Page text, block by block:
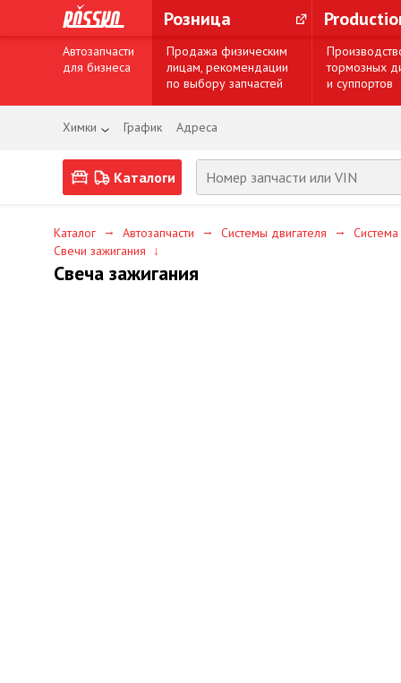
Розница
Автозапчасти
для бизнеса
Продажа физическим
лицам, рекомендации
по выбору запчастей
тормозных
и суппортов
Химки График Адреса
Каталоги
Каталог → Автозапчасти → Системы двигателя →
Свечи зажигания
↓
Свеча зажигания